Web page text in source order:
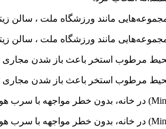
مانند ورزشگاه ملت ، سالن
مانند ورزشگاه ملت ، سالن
مرطوب استخر باعث باز شدن
مرطوب استخر باعث باز شدن